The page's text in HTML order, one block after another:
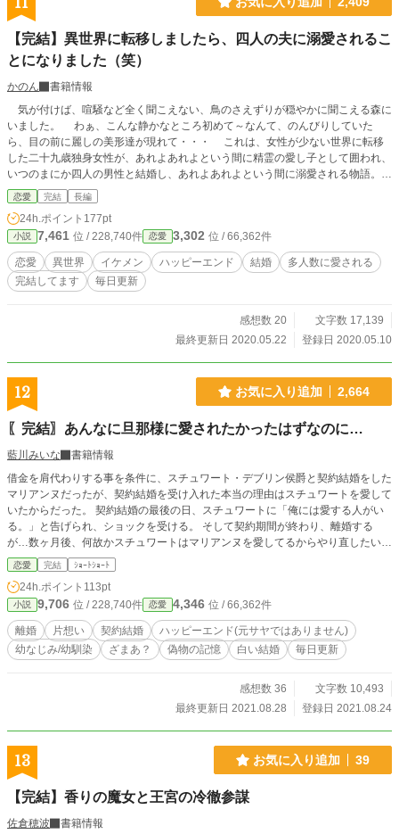
【完結】異世界に転移しましたら、四人の夫に溺愛されるこ
とになりました（笑）
かのん
書籍情報
気が付けば、喧騒など全く聞こえない、鳥のさえずりが穏やかに聞こえる森に
いました。 わぁ、こんな静かなところ初めて～なんて、のんびりしていた
ら、目の前に麗しの美形達が現れて・・・ これは、女性が少ない世界に転移
した二十九歳独身女性が、あれよあれよという間に精霊の愛し子として囲われ、
いつのまにか四人の男性と結婚し、あれよあれよという間に溺愛される物語。
あっさりめのお話です。それでもよろしければどうぞ！ 本日だけ、二話更新。
毎日朝10時に更新します。 完結しておりますので、安心してお読みください。
恋愛 完結 長編
24h.ポイント 177pt
小説 7,461 位 / 228,740件 恋愛 3,302 位 / 66,362件
恋愛 異世界 イケメン ハッピーエンド 結婚
多人数に愛される
完結してます
毎日更新
感想数 20
文字数 17,139
最終更新日 2020.05.22
登録日 2020.05.10
12 お気に入り追加 2,664
〖完結〗あんなに旦那様に愛されたかったはずなのに…
藍川みいな
書籍情報
借金を肩代わりする事を条件に、スチュワート・デブリン侯爵と契約結婚をした
マリアンヌだったが、契約結婚を受け入れた本当の理由はスチュワートを愛して
いたからだった。 契約結婚の最後の日、スチュワートに「俺には愛する人がい
る。」と告げられ、ショックを受ける。 そして契約期間が終わり、離婚する
が…数ヶ月後、何故かスチュワートはマリアンヌを愛してるからやり直したいと
言ってきた。 設定はゆるゆるの、架空の世界のお話です。 全9話で完結になり
ます。
恋愛 完結 ｼｮｰﾄｼｮｰﾄ
24h.ポイント 113pt
小説 9,706 位 / 228,740件 恋愛 4,346 位 / 66,362件
離婚 片想い 契約結婚
ハッピーエンド(元サヤではありません)
幼なじみ/幼馴染
ざまあ？ 偽物の記憶 白い結婚 毎日更新
感想数 36
文字数 10,493
最終更新日 2021.08.28
登録日 2021.08.24
13 お気に入り追加 39
【完結】香りの魔女と王宮の冷徹参謀
佐倉穂波
書籍情報